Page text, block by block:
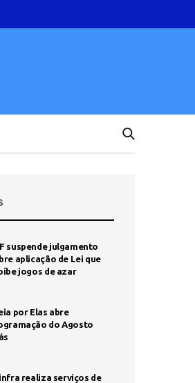
suspende julgamento
aplicação de Lei que
jogos de azar
por Elas abre
do Agosto
realiza serviços de